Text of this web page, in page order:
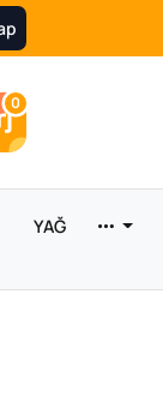
0Araç sayısı
YAĞ